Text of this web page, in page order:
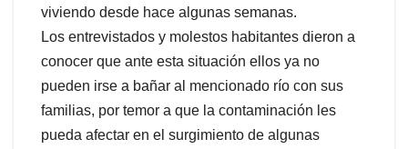
viviendo desde hace algunas semanas.
Los entrevistados y molestos habitantes dieron a
conocer que ante esta situación ellos ya no
pueden irse a bañar al mencionado río con sus
familias, por temor a que la contaminación les
pueda afectar en el surgimiento de algunas